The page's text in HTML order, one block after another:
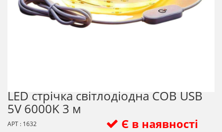
LED стрічка світлодіодна COB USB
5V 6000K 3 м
Є в наявності
АРТ : 1632